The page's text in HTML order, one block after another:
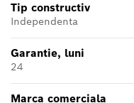
Tip constructiv
Independenta
Garantie, luni
24
Marca comerciala